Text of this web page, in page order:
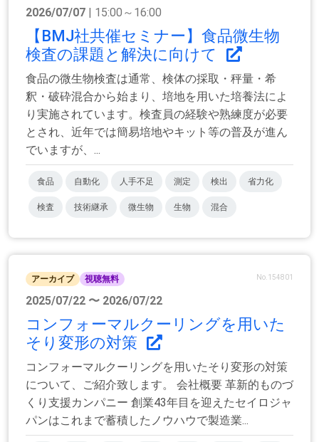
2026/07/07 | 15:00～16:00
【BMJ社共催セミナー】食品微生物
検査の課題と解決に向けて
食品の微生物検査は通常、検体の採取・秤量・希
釈・破砕混合から始まり、培地を用いた培養法によ
り実施されています。検査員の経験や熟練度が必要
とされ、近年では簡易培地やキット等の普及が進ん
でいますが、...
食品 自動化 人手不足 測定 検出 省力化
検査 技術継承 微生物 生物 混合
アーカイブ 視聴無料 No.154801
2025/07/22 〜 2026/07/22
コンフォーマルクーリングを用いた
そり変形の対策
コンフォーマルクーリングを用いたそり変形の対策
について、ご紹介致します。 会社概要 革新的ものづ
くり支援カンパニー 創業43年目を迎えたセイロジャ
パンはこれまで蓄積したノウハウで製造業...